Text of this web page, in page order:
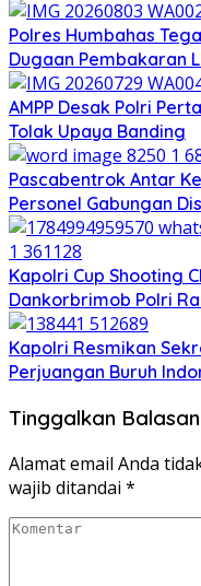
Polres Humbahas
Dugaan Pembakaran
AMPP Desak Polri
Tolak Upaya Banding
Pascabentrok Antar
Personel Gabungan
Kapolri Cup Shooting
Dankorbrimob Polri
Kapolri Resmikan
Perjuangan Buruh
Tinggalkan Balasan
Alamat email Anda
wajib ditandai *